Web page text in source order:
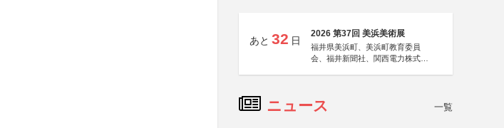
あと 32 日
2026 第37回 美浜美術展
福井県美浜町、美浜町教育委員
会、福井新聞社、関西電力株式会
ニュース 一覧